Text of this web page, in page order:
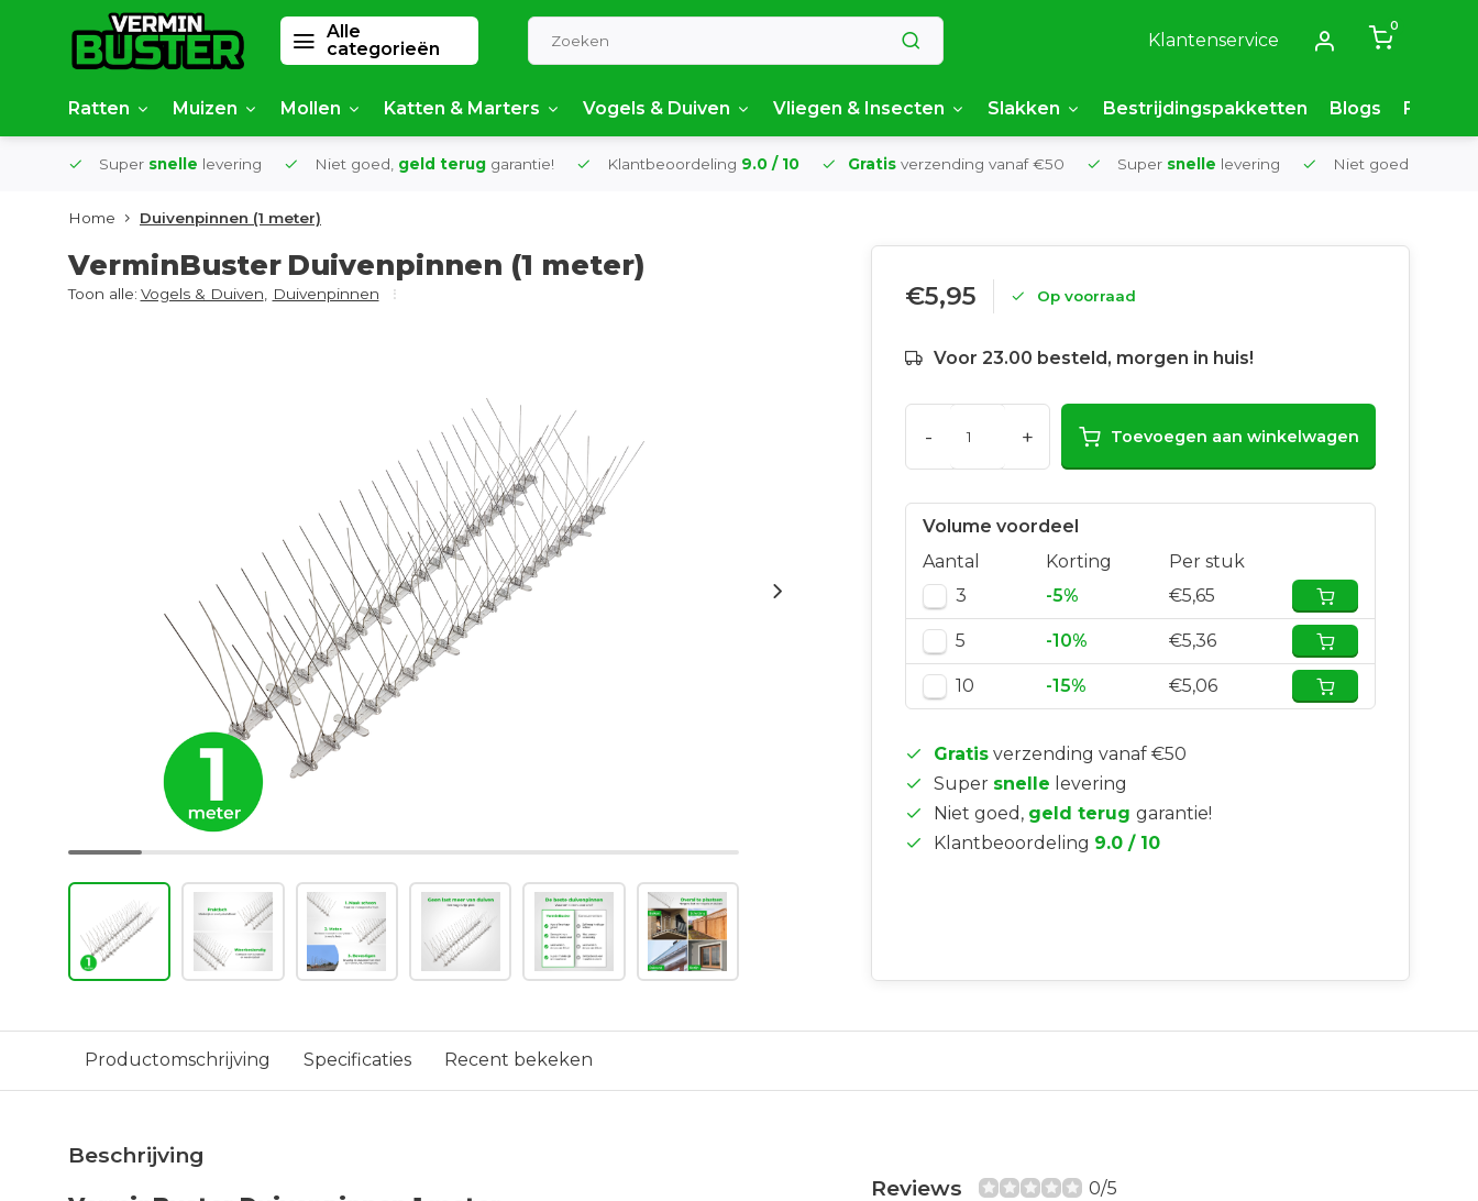
Alle
categorieën
Klantenservice
0
Ratten Muizen Mollen Katten & Marters Vogels & Duiven Vliegen & Insecten Slakken Bestrijdingspakketten Blogs FAQ
Super snelle levering Niet goed, geld terug garantie! Klantbeoordeling 9.0 / 10 Gratis verzending vanaf €50 Super snelle levering Niet goed,
Home Duivenpinnen (1 meter)
VerminBuster Duivenpinnen (1 meter)
Toon alle: Vogels & Duiven Duivenpinnen €5,95 Op voorraad
Voor 23.00 besteld, morgen in huis!
- + Toevoegen aan winkelwagen
Volume voordeel
Aantal
Korting
Per stuk
3
-5% €5,65
5 -10% €5,36
10 -15% €5,06
Gratis verzending vanaf €50
Super snelle levering
Niet goed, geld terug garantie!
Klantbeoordeling 9.0 / 10
Productomschrijving Specificaties Recent bekeken
Beschrijving
Reviews 0/5